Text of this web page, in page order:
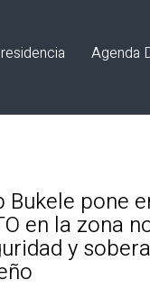
Agenda
Bukele pone
en la zona
y